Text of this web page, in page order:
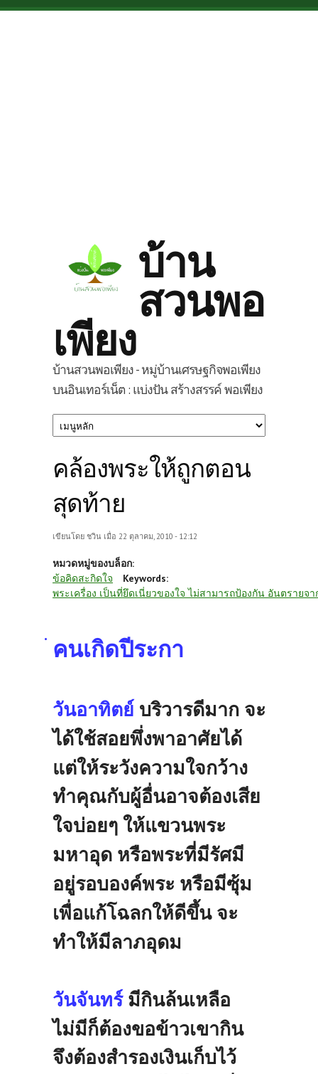
Skip to main content
บ้าน
สวนพอ
เพียง
บ้านสวนพอเพียง - หมู่บ้านเศรษฐกิจพอเพียง
บนอินเทอร์เน็ต : แบ่งปัน สร้างสรรค์ พอเพียง
คล้องพระให้ถูกตอน
สุดท้าย
เขียนโดย ชวิน เมื่อ 22 ตุลาคม, 2010 - 12:12
หมวดหมู่ของบล็อก:
ข้อคิดสะกิดใจ
Keywords:
พระเครื่อง เป็นที่ยึดเนี่ยวของใจ ไม่สามารถป้องกัน อันตรายจ
• คนเกิดปีระกา
วันอาทิตย์ บริวารดีมาก จะ
ได้ใช้สอยพึ่งพาอาศัยได้
แต่ให้ระวังความใจกว้าง
ทำคุณกับผู้อื่นอาจต้องเสีย
ใจบ่อยๆ ให้แขวนพระ
มหาอุด หรือพระที่มีรัศมี
อยู่รอบองค์พระ หรือมีซุ้ม
เพื่อแก้โฉลกให้ดีขึ้น จะ
ทำให้มีลาภอุดม
วันจันทร์ มีกินล้นเหลือ
ไม่มีก็ต้องขอข้าวเขากิน
จึงต้องสำรองเงินเก็บไว้